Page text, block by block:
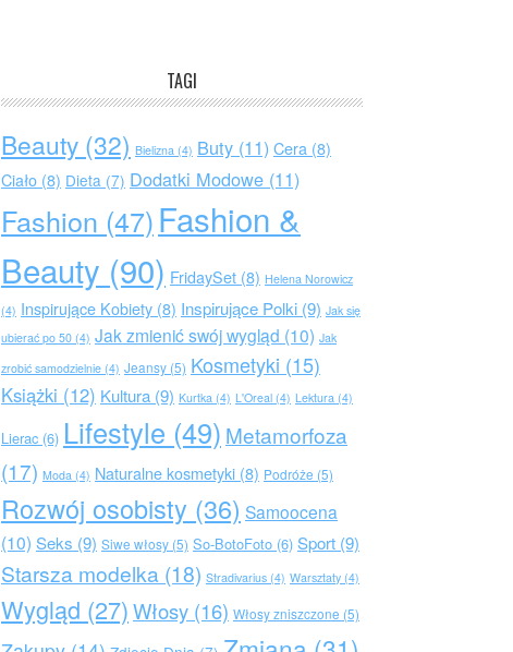
TAGI
Beauty (32) Bielizna (4) Buty (11) Cera (8)
Ciało (8) Dieta (7) Dodatki Modowe (11)
Fashion (47)Fashion &
Beauty (90) FridaySet (8) Helena Norowicz
(4) Inspirujące Kobiety (8) Inspirujące Polki (9) Jak się
ubierać po 50 (4) Jak zmienić swój wygląd (10) Jak
zrobić samodzielnie (4) Jeansy (5) Kosmetyki (15)
Książki (12) Kultura (9) Kurtka (4) L'Oreal (4) Lektura (4)
Lierac (6) Lifestyle (49) Metamorfoza
(17) Moda (4) Naturalne kosmetyki (8) Podróże (5)
Rozwój osobisty (36) Samoocena
(10) Seks (9) Siwe włosy (5) So-BotoFoto (6) Sport (9)
Starsza modelka (18) Stradivarius (4) Warsztaty (4)
Wygląd (27)Włosy (16) Włosy zniszczone (5)